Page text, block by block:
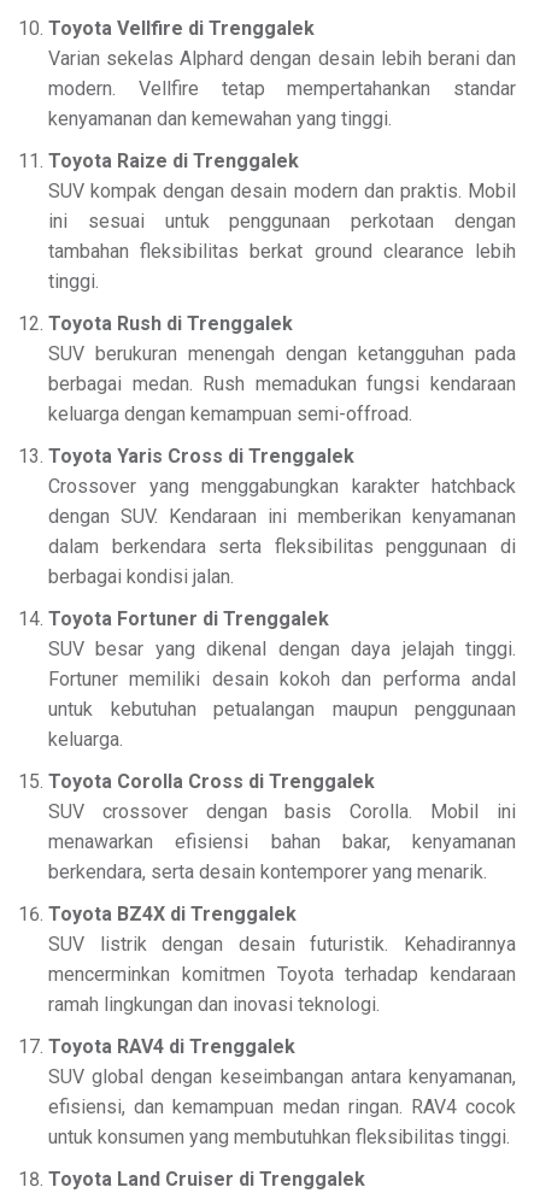
Toyota Vellfire di Trenggalek
Varian sekelas Alphard dengan desain lebih berani dan
modern. Vellfire tetap mempertahankan standar
kenyamanan dan kemewahan yang tinggi.
Toyota Raize di Trenggalek
SUV kompak dengan desain modern dan praktis. Mobil
ini sesuai untuk penggunaan perkotaan dengan
tambahan fleksibilitas berkat ground clearance lebih
tinggi.
Toyota Rush di Trenggalek
SUV berukuran menengah dengan ketangguhan pada
berbagai medan. Rush memadukan fungsi kendaraan
keluarga dengan kemampuan semi-offroad.
Toyota Yaris Cross di Trenggalek
Crossover yang menggabungkan karakter hatchback
dengan SUV. Kendaraan ini memberikan kenyamanan
dalam berkendara serta fleksibilitas penggunaan di
berbagai kondisi jalan.
Toyota Fortuner di Trenggalek
SUV besar yang dikenal dengan daya jelajah tinggi.
Fortuner memiliki desain kokoh dan performa andal
untuk kebutuhan petualangan maupun penggunaan
keluarga.
Toyota Corolla Cross di Trenggalek
SUV crossover dengan basis Corolla. Mobil ini
menawarkan efisiensi bahan bakar, kenyamanan
berkendara, serta desain kontemporer yang menarik.
Toyota BZ4X di Trenggalek
SUV listrik dengan desain futuristik. Kehadirannya
mencerminkan komitmen Toyota terhadap kendaraan
ramah lingkungan dan inovasi teknologi.
Toyota RAV4 di Trenggalek
SUV global dengan keseimbangan antara kenyamanan,
efisiensi, dan kemampuan medan ringan. RAV4 cocok
untuk konsumen yang membutuhkan fleksibilitas tinggi.
Toyota Land Cruiser di Trenggalek